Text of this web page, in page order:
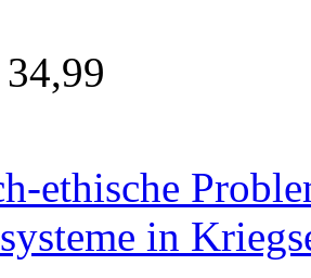
ethische
in